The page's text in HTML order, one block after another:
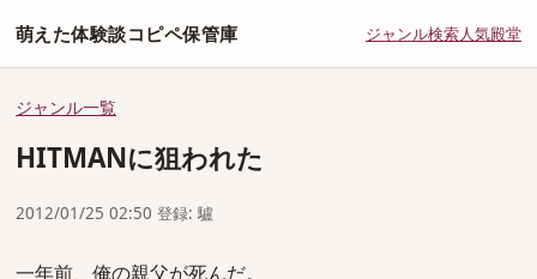
萌えた体験談コピペ保管庫 ジャンル検索人気殿堂
ジャンル一覧
HITMANに狙われた
2012/01/25 02:50 登録: 驢
一年前、俺の親父が死んだ。